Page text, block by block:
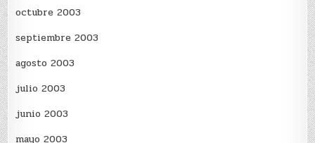
octubre 2003
septiembre 2003
agosto 2003
julio 2003
junio 2003
mayo 2003